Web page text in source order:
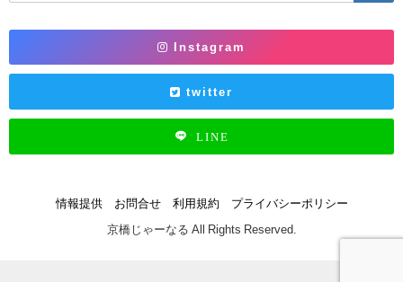
Instagram
twitter
LINE
情報提供 お問合せ 利用規約 プライバシーポリシー
京橋じゃーなる All Rights Reserved.